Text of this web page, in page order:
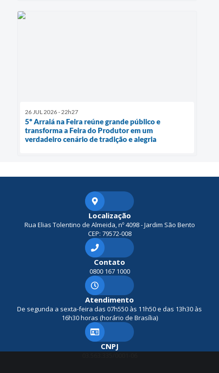
26 JUL 2026 - 22h27
5º Arraiá na Feira reúne grande público e
transforma a Feira do Produtor em um
verdadeiro cenário de tradição e alegria
Localização
Rua Elias Tolentino de Almeida, nº 4098 - Jardim São Bento
CEP: 79572-008
Contato
0800 167 1000
Atendimento
De segunda a sexta-feira das 07h550 às 11h50 e das 13h30 às
16h30 horas (horário de Brasília)
CNPJ